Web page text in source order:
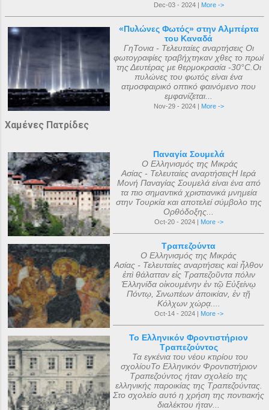
Dec-03 - 2024 | More ->
«Πυλώνες Φωτός» στην Αλμπέρτα
του Καναδά
ΓηΤονια - Τελευταίες αναρτήσεις Οι
φωτογραφίες τραβήχτηκαν χθες το πρωί
της Δευτέρας με θερμοκρασία -30°C.Οι
πυλώνες του φωτός είναι ένα
ατμοσφαιρικό οπτικό φαινόμενο που
εμφανίζεται...
Nov-29 - 2024 | More ->
Χαμένες Πατρίδες
Παναγία Σουμελά
Ο Ελληνισμός της Μικράς
Ασίας - Τελευταίες αναρτήσειςΗ Ιερά
Μονή Παναγίας Σουμελά είναι ένα από
τα πιο σημαντικά χριστιανικά μνημεία
στην Τουρκία και αποτελεί σύμβολο της
Ορθόδοξης...
Oct-20 - 2024 | More ->
Τραπεζούντα
Ο Ελληνισμός της Μικράς
Ασίας - Τελευταίες αναρτήσεις καὶ ἦλθον
ἐπὶ θάλατταν εἰς Τραπεζοῦντα πόλιν
Ἑλληνίδα οἰκουμένην ἐν τῷ Εὐξείνῳ
Πόντῳ, Σινωπέων ἀποικίαν, ἐν τῇ
Κόλχων χώρᾳ....
Oct-14 - 2024 | More ->
Το Ελληνικόν Φροντιστήριον
Τραπεζούντος
Τα εγκένια του νέου κτιρίου του
σχολίουΤο Ελληνικόν Φροντιστήριον
Τραπεζούντος ήταν σχολείο της
ελληνικής παροικίας της Τραπεζούντας.
Στο σχολείο αυτό η χρήση της ποντιακής
διαλέκτου ήταν...